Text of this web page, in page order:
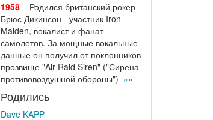
1958– Родился британский рокер
Брюс Дикинсон - участник Iron
Maiden, вокалист и фанат
самолетов. За мощные вокальные
данные он получил от поклонников
прозвище "Air Raid Siren" ("Сирена
противовоздушной обороны") »»
Родились
Dave KAPP